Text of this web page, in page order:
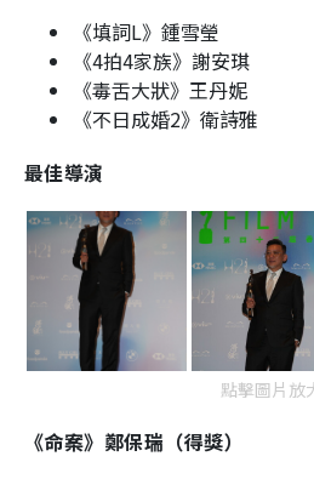
《填詞L》鍾雪瑩
《4拍4家族》謝安琪
《毒舌大狀》王丹妮
《不日成婚2》衛詩雅
最佳導演
點擊圖片放
《命案》鄭保瑞（得獎）